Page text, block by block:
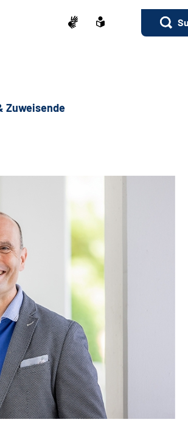
Zuweisende